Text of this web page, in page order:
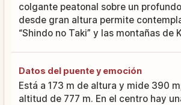
colgante peatonal sobre un
desde gran altura permite
“Shindo no Taki” y las montañas de
Datos del puente y emoción
Está a 173 m de altura y mide 390
altitud de 777 m. En el centro hay